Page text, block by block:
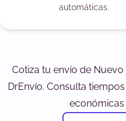
automáticas.
Cotiza tu envío de
DrEnvío. Consulta
económicas